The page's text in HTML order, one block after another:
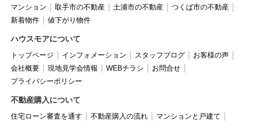
マンション
取手市の不動産 土浦市の不動産
つくば市の不動産
新着物件
値下がり物件
ハウスモアについて
トップページ インフォメーション スタッフブログ
お客様の声
会社概要
現地見学会情報 WEBチラシ
お問合せ
プライバシーポリシー
不動産購入について
住宅ローン審査を通す 不動産購入の流れ
マンションと戸建て